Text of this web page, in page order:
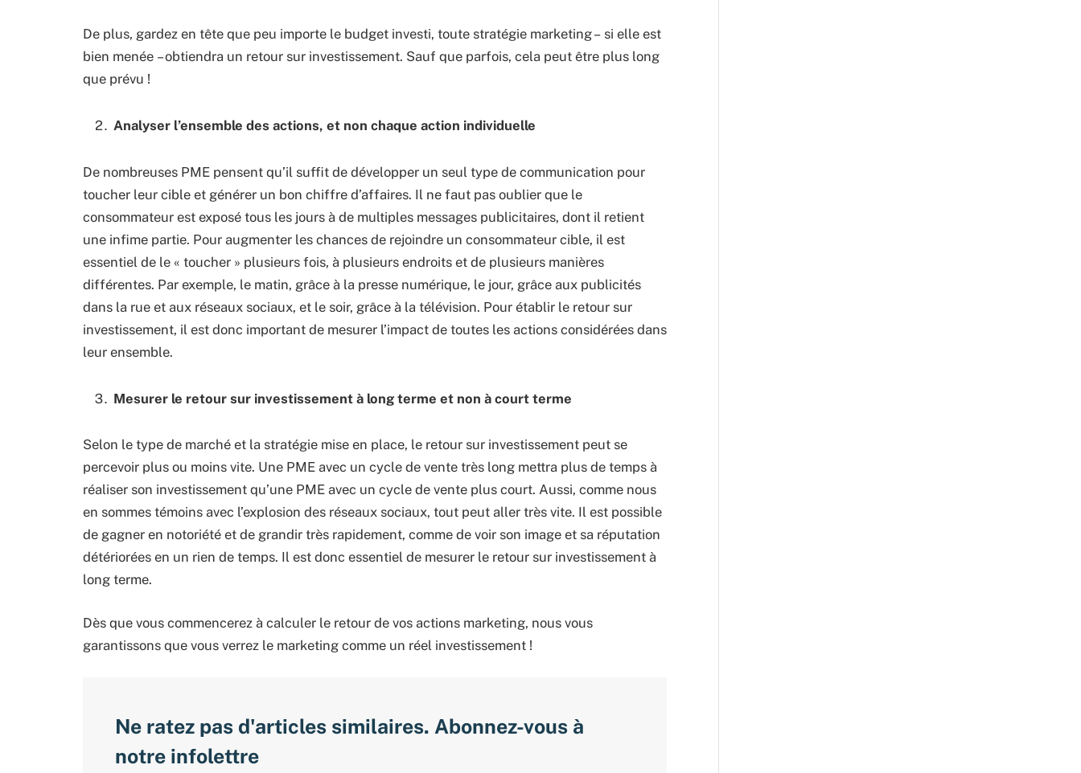
De plus, gardez en tête que peu importe le budget investi, toute stratégie marketing – si elle est
bien menée – obtiendra un retour sur investissement. Sauf que parfois, cela peut être plus long
que prévu !
Analyser l’ensemble des actions, et non chaque action individuelle
De nombreuses PME pensent qu’il suffit de développer un seul type de communication pour
toucher leur cible et générer un bon chiffre d’affaires. Il ne faut pas oublier que le
consommateur est exposé tous les jours à de multiples messages publicitaires, dont il retient
une infime partie. Pour augmenter les chances de rejoindre un consommateur cible, il est
essentiel de le « toucher » plusieurs fois, à plusieurs endroits et de plusieurs manières
différentes. Par exemple, le matin, grâce à la presse numérique, le jour, grâce aux publicités
dans la rue et aux réseaux sociaux, et le soir, grâce à la télévision. Pour établir le retour sur
investissement, il est donc important de mesurer l’impact de toutes les actions considérées dans
leur ensemble.
Mesurer le retour sur investissement à long terme et non à court terme
Selon le type de marché et la stratégie mise en place, le retour sur investissement peut se
percevoir plus ou moins vite. Une PME avec un cycle de vente très long mettra plus de temps à
réaliser son investissement qu’une PME avec un cycle de vente plus court. Aussi, comme nous
en sommes témoins avec l’explosion des réseaux sociaux, tout peut aller très vite. Il est possible
de gagner en notoriété et de grandir très rapidement, comme de voir son image et sa réputation
détériorées en un rien de temps. Il est donc essentiel de mesurer le retour sur investissement à
long terme.
Dès que vous commencerez à calculer le retour de vos actions marketing, nous vous
garantissons que vous verrez le marketing comme un réel investissement !
Ne ratez pas d'articles similaires. Abonnez-vous à
notre infolettre